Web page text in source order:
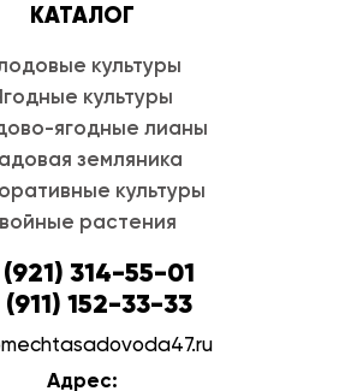
КАТАЛОГ
культуры
культуры
ягодные лианы
земляника
культуры
растения
(921) 314-55-01
(911) 152-33-33
Адрес: